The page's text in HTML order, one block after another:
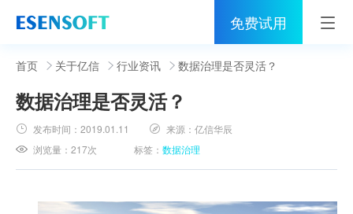
免费试用
首页
睿治
解决方案
伙伴
首页 关于亿信 行业资讯 数据治理是否灵活？
数据治理是否灵活？
发布时间：2019.01.11 来源：亿信华辰
浏览量：217次 标签：数据治理